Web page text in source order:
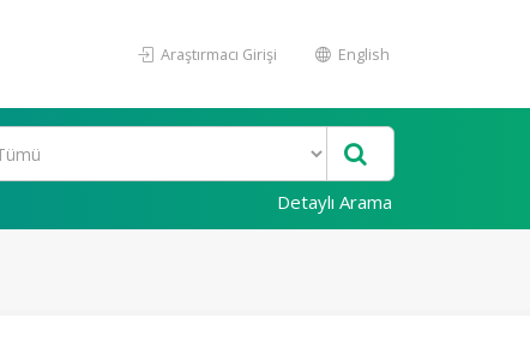
Araştırmacı Girişi English
Detaylı Arama